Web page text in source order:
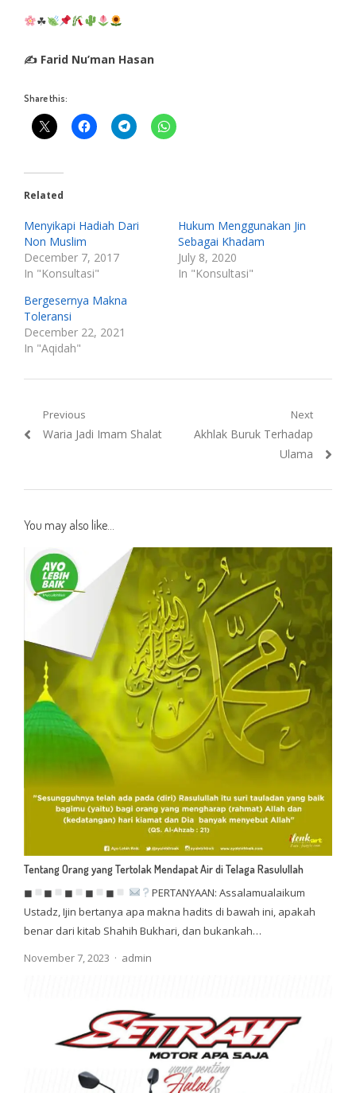
☘
✍ Farid Nu’man Hasan
Share this:
Related
Menyikapi Hadiah Dari
Non Muslim
December 7, 2017
In "Konsultasi"
Hukum Menggunakan Jin
Sebagai Khadam
July 8, 2020
In "Konsultasi"
Bergesernya Makna
Toleransi
December 22, 2021
In "Aqidah"
Post
navigation
Previous
Previous
Waria Jadi Imam Shalat
Next
Next
Akhlak Buruk Terhadap
Ulama
You may also like...
Tentang Orang yang Tertolak Mendapat Air di Telaga Rasulullah
◼ ◼ ◼ ◼ ◼
PERTANYAAN: Assalamualaikum
Ustadz, Ijin bertanya apa makna hadits di bawah ini, apakah
benar dari kitab Shahih Bukhari, dan bukankah…
November 7, 2023
Author
admin